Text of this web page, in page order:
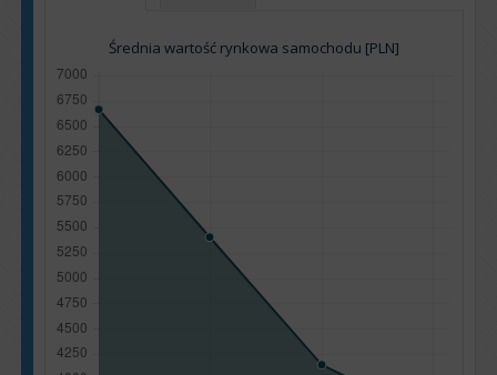
Średnia wartość rynkowa samochodu [PLN]